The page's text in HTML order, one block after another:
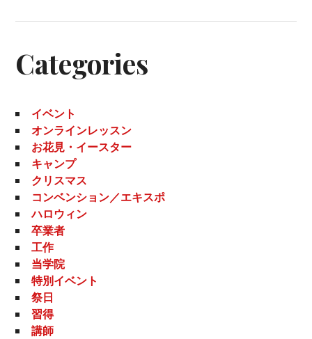
Categories
イベント
オンラインレッスン
お花見・イースター
キャンプ
クリスマス
コンベンション／エキスポ
ハロウィン
卒業者
工作
当学院
特別イベント
祭日
習得
講師